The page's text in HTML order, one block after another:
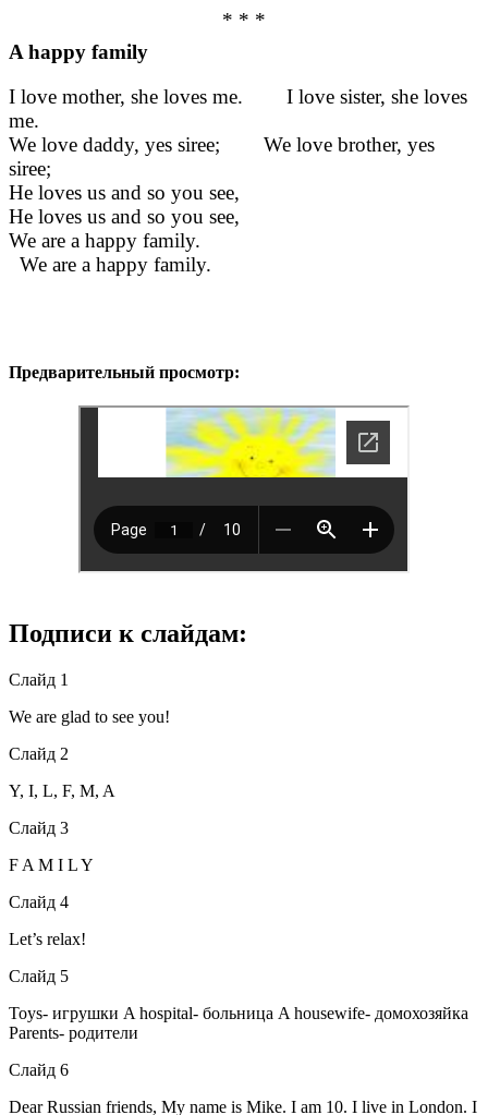
* * *
A happy family
I love mother, she loves me. I love sister, she loves
me.
We love daddy, yes siree; We love brother, yes
siree;
He loves us and so you see,
He loves us and so you see,
We are a happy family.
We are a happy family.
Предварительный просмотр:
Подписи к слайдам:
Слайд 1
We are glad to see you!
Слайд 2
Y, I, L, F, M, A
Слайд 3
F A M I L Y
Слайд 4
Let’s relax!
Слайд 5
Toys- игрушки A hospital- больница A housewife- домохозяйка
Parents- родители
Слайд 6
Dear Russian friends, My name is Mike. I am 10. I live in London. I